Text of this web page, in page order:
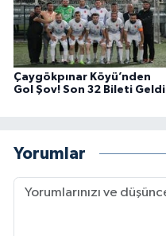
Çaygökpınar Köyü’nden
Gol Şov! Son 32 Bileti Geldi
Yorumlar